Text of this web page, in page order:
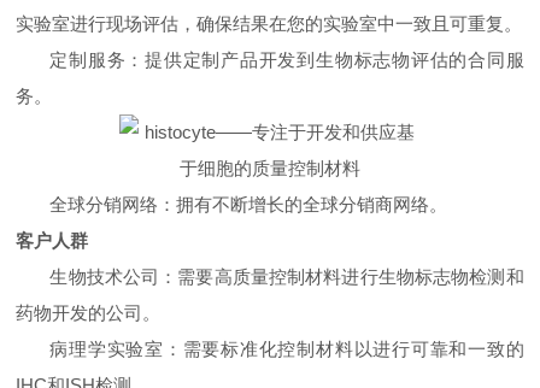
实验室进行现场评估，确保结果在您的实验室中一致且可重复。
定制服务：提供定制产品开发到生物标志物评估的合同服
务。
全球分销网络：拥有不断增长的全球分销商网络。
客户人群
生物技术公司：需要高质量控制材料进行生物标志物检测和
药物开发的公司。
病理学实验室：需要标准化控制材料以进行可靠和一致的